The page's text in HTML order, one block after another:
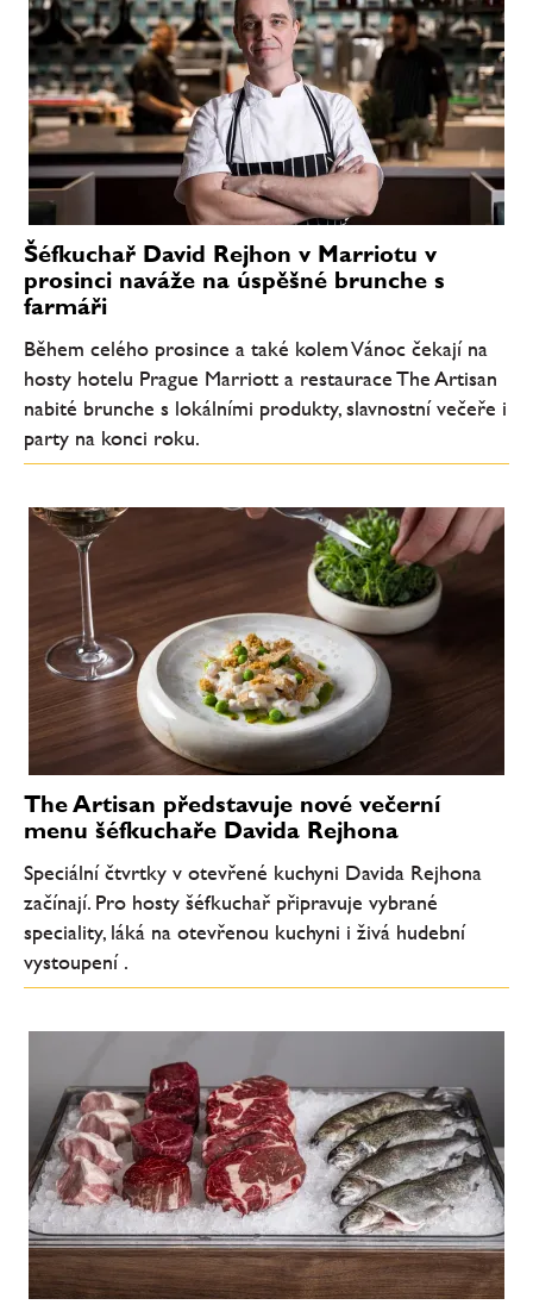
Šéfkuchař David Rejhon v Marriotu v
prosinci naváže na úspěšné brunche s
farmáři
Během celého prosince a také kolem Vánoc čekají na
hosty hotelu Prague Marriott a restaurace The Artisan
nabité brunche s lokálními produkty, slavnostní večeře i
party na konci roku.
The Artisan představuje nové večerní
menu šéfkuchaře Davida Rejhona
Speciální čtvrtky v otevřené kuchyni Davida Rejhona
začínají. Pro hosty šéfkuchař připravuje vybrané
speciality, láká na otevřenou kuchyni i živá hudební
vystoupení .